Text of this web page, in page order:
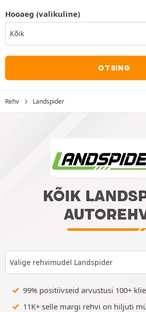
Hooaeg (valikuline)
OTSING
Rehv Landspider
KÕIK
Valige rehvimudel Landspider
99% positiivseid arvustusi 100+
11K+ selle margi rehvi on hiljuti